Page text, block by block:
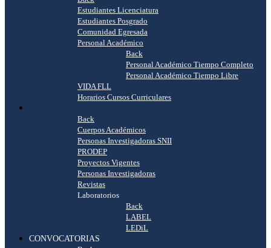
Estudiantes Licenciatura
Estudiantes Posgrado
Comunidad Egresada
Personal Académico
Back
Personal Académico Tiempo Completo
Personal Académico Tiempo Libre
VIDA FLL
Horarios Cursos Curriculares
Back
Cuerpos Académicos
Personas Investigadoras SNII
PRODEP
Proyectos Vigentes
Personas Investigadoras
Revistas
Laboratorios
Back
LABEL
LEDiL
CONVOCATORIAS